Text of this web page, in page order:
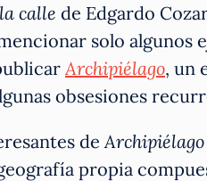
calle de Edgardo
solo algunos
Archipiélago, un
obsesiones
de Archipiélago
propia